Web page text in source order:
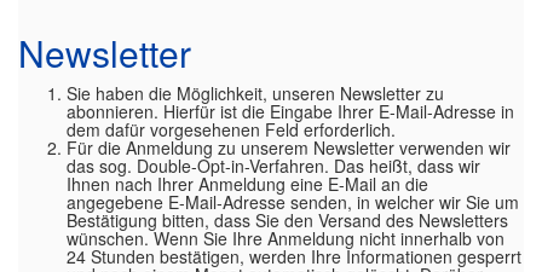
Newsletter
Sie haben die Möglichkeit, unseren Newsletter zu
abonnieren. Hierfür ist die Eingabe Ihrer E-Mail-Adresse in
dem dafür vorgesehenen Feld erforderlich.
Für die Anmeldung zu unserem Newsletter verwenden wir
das sog. Double-Opt-in-Verfahren. Das heißt, dass wir
Ihnen nach Ihrer Anmeldung eine E-Mail an die
angegebene E-Mail-Adresse senden, in welcher wir Sie um
Bestätigung bitten, dass Sie den Versand des Newsletters
wünschen. Wenn Sie Ihre Anmeldung nicht innerhalb von
24 Stunden bestätigen, werden Ihre Informationen gesperrt